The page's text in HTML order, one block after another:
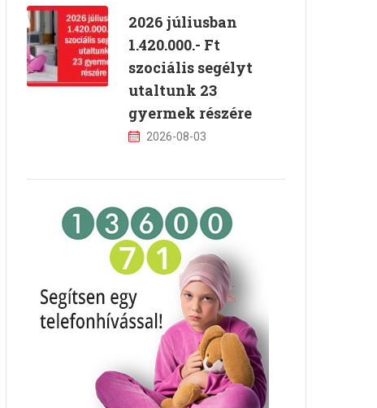
2026 júliusban
1.420.000.- Ft
szociális segélyt
utaltunk 23
gyermek részére
2026-08-03